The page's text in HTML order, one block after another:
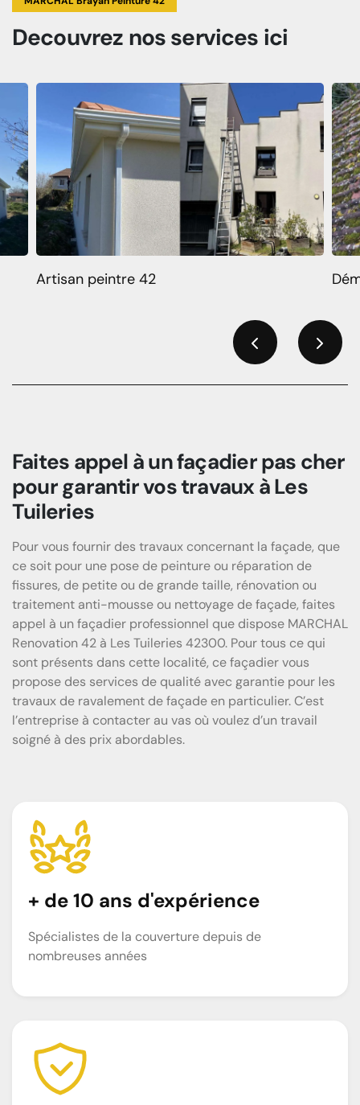
Decouvrez nos services ici
Artisan peintre 42
Faites appel à un façadier pas cher
pour garantir vos travaux à Les
Tuileries
Pour vous fournir des travaux concernant la façade, que
ce soit pour une pose de peinture ou réparation de
fissures, de petite ou de grande taille, rénovation ou
traitement anti-mousse ou nettoyage de façade, faites
appel à un façadier professionnel que dispose MARCHAL
Renovation 42 à Les Tuileries 42300. Pour tous ce qui
sont présents dans cette localité, ce façadier vous
propose des services de qualité avec garantie pour les
travaux de ravalement de façade en particulier. C’est
l’entreprise à contacter au vas où voulez d’un travail
soigné à des prix abordables.
+ de 10 ans d'expérience
Spécialistes de la couverture depuis de
nombreuses années